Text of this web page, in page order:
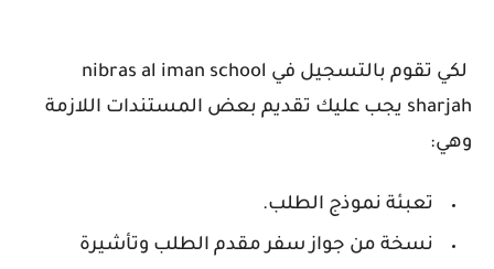
لكي تقوم بالتسجيل في nibras al iman school
sharjah يجب عليك تقديم بعض المستندات اللازمة
وهي:
تعبئة نموذج الطلب.
نسخة من جواز سفر مقدم الطلب وتأشيرة